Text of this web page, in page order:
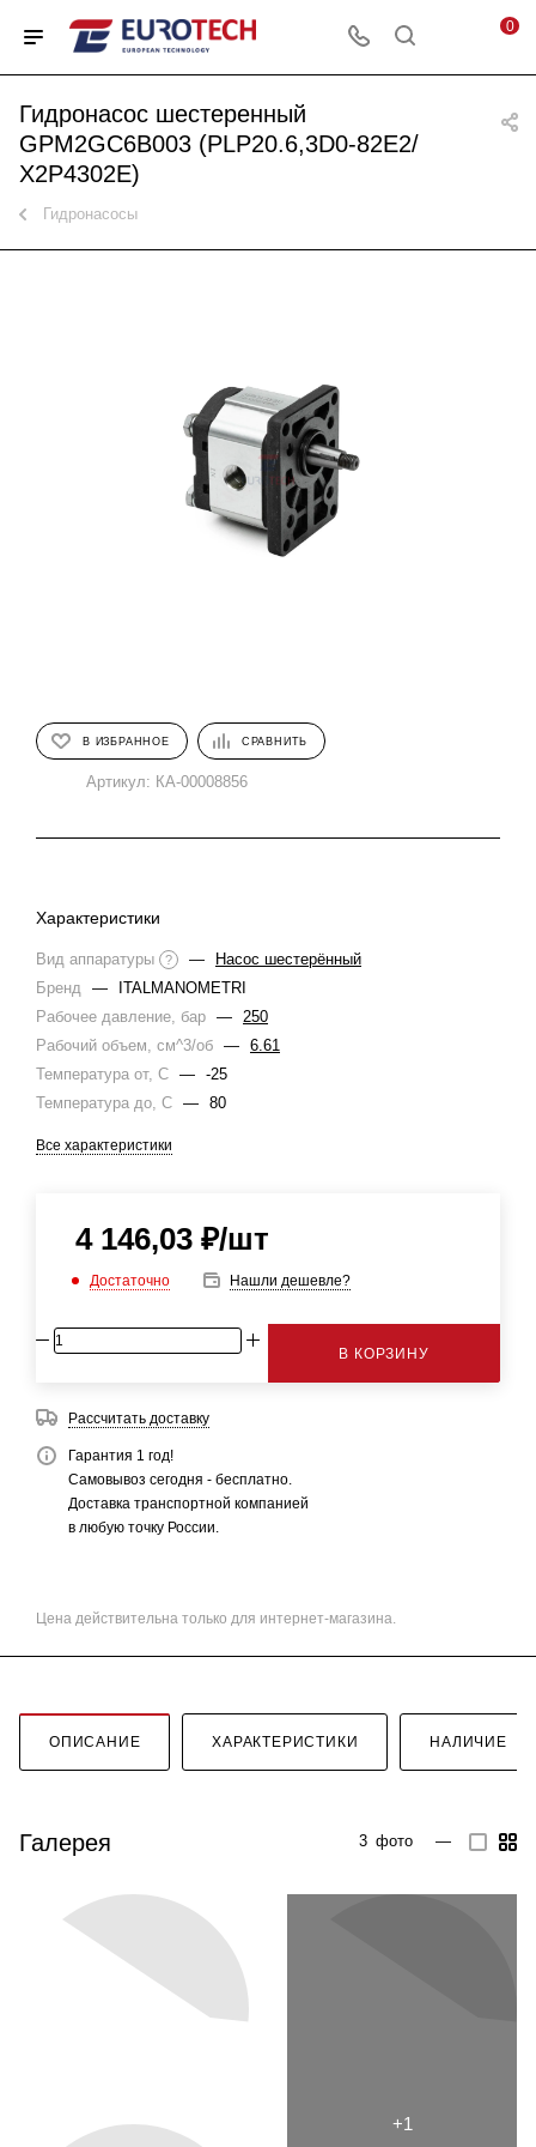
0
Гидронасос шестеренный
GPM2GC6B003 (PLP20.6,3D0-82E2/
X2P4302E)
Гидронасосы
В ИЗБРАННОЕ СРАВНИТЬ
Артикул: КА-00008856
Характеристики
Вид аппаратуры ? —
Насос шестерённый
Бренд —
ITALMANOMETRI
Рабочее давление, бар — 250
Рабочий объем, см^3/об — 6.61
Температура от, С — -25
Температура до, С — 80
Все характеристики
4 146,03 ₽/шт
Достаточно Нашли дешевле?
В КОРЗИНУ
Рассчитать доставку
Гарантия 1 год!
Самовывоз сегодня - бесплатно.
Доставка транспортной компанией
в любую точку России.
Цена действительна только для интернет-магазина.
ОПИСАНИЕ ХАРАКТЕРИСТИКИ НАЛИЧИЕ
Галерея 3 фото —